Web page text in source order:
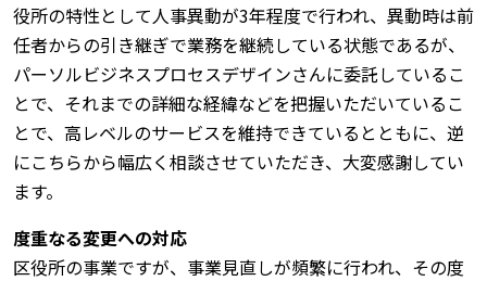
役所の特性として人事異動が3年程度で行われ、異動時は前
任者からの引き継ぎで業務を継続している状態であるが、
パーソルビジネスプロセスデザインさんに委託しているこ
とで、それまでの詳細な経緯などを把握いただいているこ
とで、高レベルのサービスを維持できているとともに、逆
にこちらから幅広く相談させていただき、大変感謝してい
ます。
度重なる変更への対応
区役所の事業ですが、事業見直しが頻繁に行われ、その度